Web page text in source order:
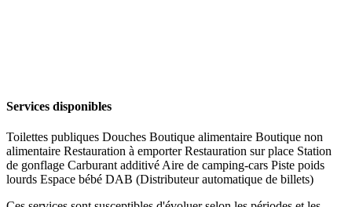
Services disponibles
Toilettes publiques Douches Boutique alimentaire Boutique non
alimentaire Restauration à emporterRestauration sur place Station
de gonflage Carburant additivé Aire de camping-cars Piste poids
lourds Espace bébé DAB (Distributeur automatique de billets)